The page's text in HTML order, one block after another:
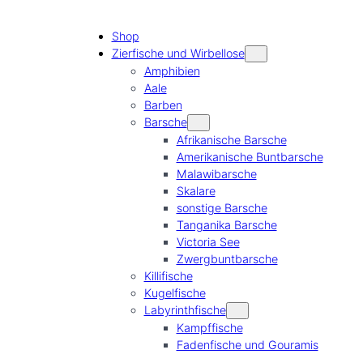
Shop
Zierfische und Wirbellose
Amphibien
Aale
Barben
Barsche
Afrikanische Barsche
Amerikanische Buntbarsche
Malawibarsche
Skalare
sonstige Barsche
Tanganika Barsche
Victoria See
Zwergbuntbarsche
Killifische
Kugelfische
Labyrinthfische
Kampffische
Fadenfische und Gouramis